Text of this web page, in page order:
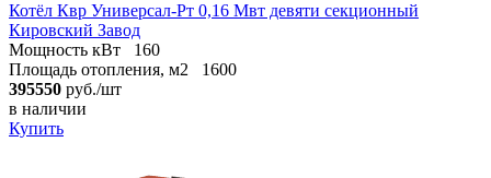
Котёл Квр Универсал-Рт 0,16 Мвт девяти секционный
Кировский Завод
Мощность кВт
160
Площадь отопления, м2
1600
395550 руб./шт
в наличии
Купить